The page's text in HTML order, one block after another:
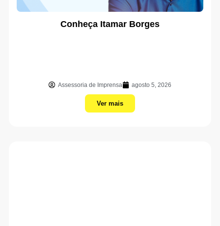
Conheça Itamar Borges
Assessoria de Imprensa agosto 5, 2026
Ver mais